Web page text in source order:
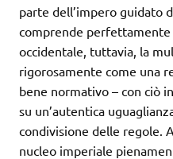
parte dell’impero guidato
comprende perfettamente
occidentale, tuttavia, la
rigorosamente come una
bene normativo – con ciò
su un’autentica
condivisione delle regole.
nucleo imperiale